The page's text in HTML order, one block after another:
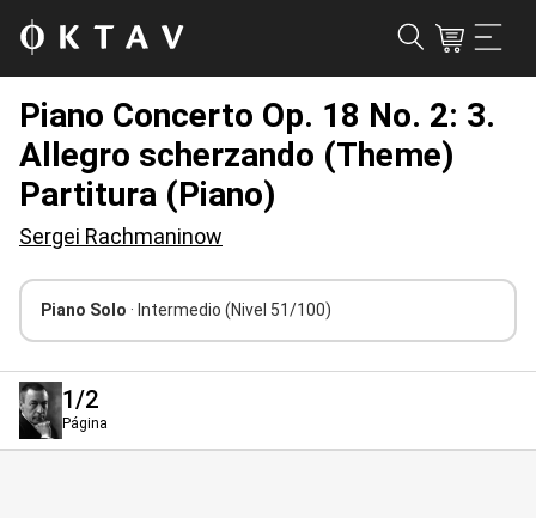
Piano Concerto Op. 18 No. 2: 3.
Allegro scherzando (Theme)
Partitura (Piano)
Sergei Rachmaninow
Piano Solo · Intermedio (Nivel 51/100)
1/2
Página